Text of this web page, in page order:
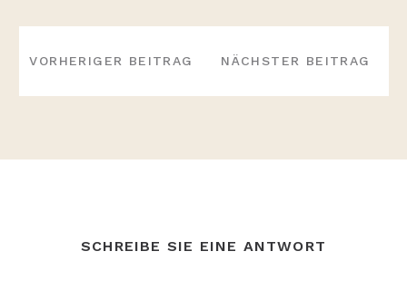
NAVIGATION
VORHERIGER BEITRAG NÄCHSTER BEITRAG
SCHREIBE SIE EINE ANTWORT